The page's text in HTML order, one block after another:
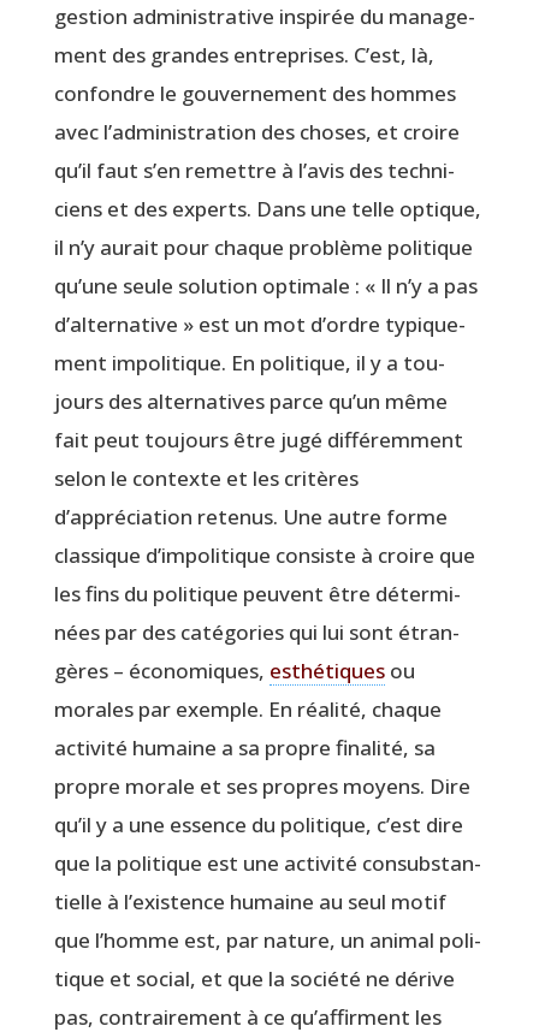
ges­tion admi­nis­tra­tive ins­pi­rée du mana­ge­
ment des grandes entre­prises. C’est, là,
confondre le gou­ver­ne­ment des hommes
avec l’administration des choses, et croire
qu’il faut s’en remettre à l’avis des tech­ni­
ciens et des experts. Dans une telle optique,
il n’y aurait pour chaque pro­blème poli­tique
qu’une seule solu­tion opti­male : « Il n’y a pas
d’alternative » est un mot d’ordre typi­que­
ment impo­li­tique. En poli­tique, il y a tou­
jours des alter­na­tives parce qu’un même
fait peut tou­jours être jugé dif­fé­rem­ment
selon le contexte et les cri­tères
d’appréciation rete­nus. Une autre forme
clas­sique d’impolitique consiste à croire que
les fins du poli­tique peuvent être déter­mi­
nées par des caté­go­ries qui lui sont étran­
gères – éco­no­miques, esthé­tiquesou
morales par exemple. En réa­li­té, chaque
acti­vi­té humaine a sa propre fina­li­té, sa
propre morale et ses propres moyens. Dire
qu’il y a une essence du poli­tique, c’est dire
que la poli­tique est une acti­vi­té consub­stan­
tielle à l’existence humaine au seul motif
que l’homme est, par nature, un ani­mal poli­
tique et social, et que la socié­té ne dérive
pas, contrai­re­ment à ce qu’affirment les